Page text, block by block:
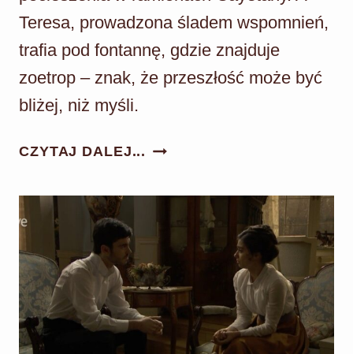
Teresa, prowadzona śladem wspomnień,
trafia pod fontannę, gdzie znajduje
zoetrop – znak, że przeszłość może być
bliżej, niż myśli.
CZYTAJ DALEJ... AKACJOWA
Z
MAURO!